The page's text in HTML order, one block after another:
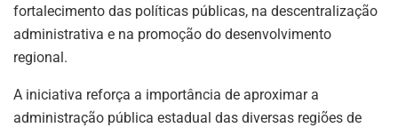
fortalecimento das políticas públicas, na descentralização
administrativa e na promoção do desenvolvimento
regional.
A iniciativa reforça a importância de aproximar a
administração pública estadual das diversas regiões de